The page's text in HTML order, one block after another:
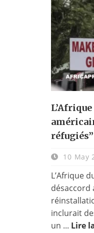
10 May
L’Afrique
désaccord
inclurait
un ... Lire